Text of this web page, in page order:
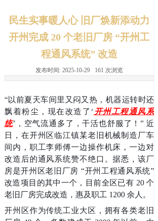
民生实事暖人心 旧厂焕新添动力
开州完成 20 个老旧厂房 “开州工
程通风系统” 改造
发布时间: 2025-10-29 161 次浏览
“以前夏天车间里又闷又热，机器运转时还
飘着粉尘，现在改造了‘ 开州工程通风系
统’，空气流通多了，干活也舒服了！” 近
日，在开州区临江镇某老旧机械制造厂车
间内，职工李师傅一边操作机床，一边对
改造后的通风系统赞不绝口。据悉，该厂
房是开州区老旧厂房 “开州工程通风系统”
改造项目的其中一个，目前全区已有 20 个
老旧厂房完成改造，惠及职工 1200 余人。
开州区作为传统工业大区，拥有各类老旧